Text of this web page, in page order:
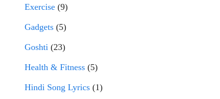
Exercise (9)
Gadgets (5)
Goshti (23)
Health & Fitness (5)
Hindi Song Lyrics (1)